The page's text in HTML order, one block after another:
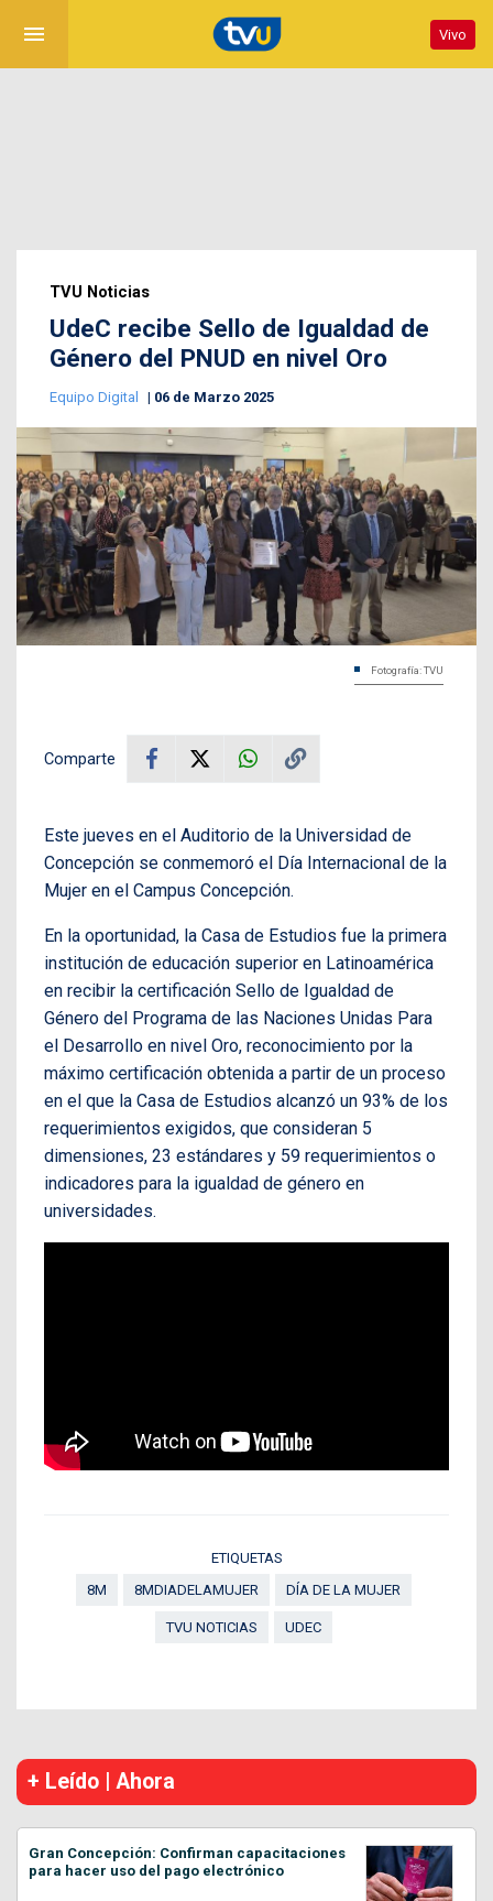
menu Vivo
TVU Noticias
UdeC recibe Sello de Igualdad de
Género del PNUD en nivel Oro
Equipo Digital 06 de Marzo 2025
Fotografía: TVU
Comparte
Este jueves en el Auditorio de la Universidad de
Concepción se conmemoró el Día Internacional de la
Mujer en el Campus Concepción.
En la oportunidad, la Casa de Estudios fue la primera
institución de educación superior en Latinoamérica
en recibir la certificación Sello de Igualdad de
Género del Programa de las Naciones Unidas Para
el Desarrollo en nivel Oro, reconocimiento por la
máximo certificación obtenida a partir de un proceso
en el que la Casa de Estudios alcanzó un 93% de los
requerimientos exigidos, que consideran 5
dimensiones, 23 estándares y 59 requerimientos o
indicadores para la igualdad de género en
universidades.
ETIQUETAS
8M
8MDIADELAMUJER DÍA DE LA MUJER
TVU NOTICIAS UDEC
+ Leído | Ahora
Gran Concepción: Confirman capacitaciones
para hacer uso del pago electrónico